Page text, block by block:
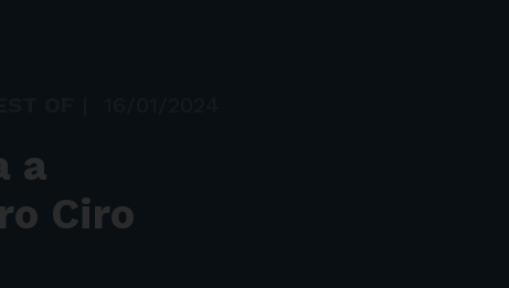
a
Ciro